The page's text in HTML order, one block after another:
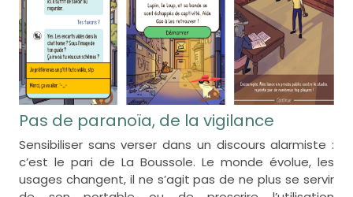
Pas de paranoïa, de la vigilance
Sensibiliser sans verser dans un discours alarmiste :
c’est le pari de La Boussole. Le monde évolue, les
usages changent, il ne s’agit pas de ne plus se servir